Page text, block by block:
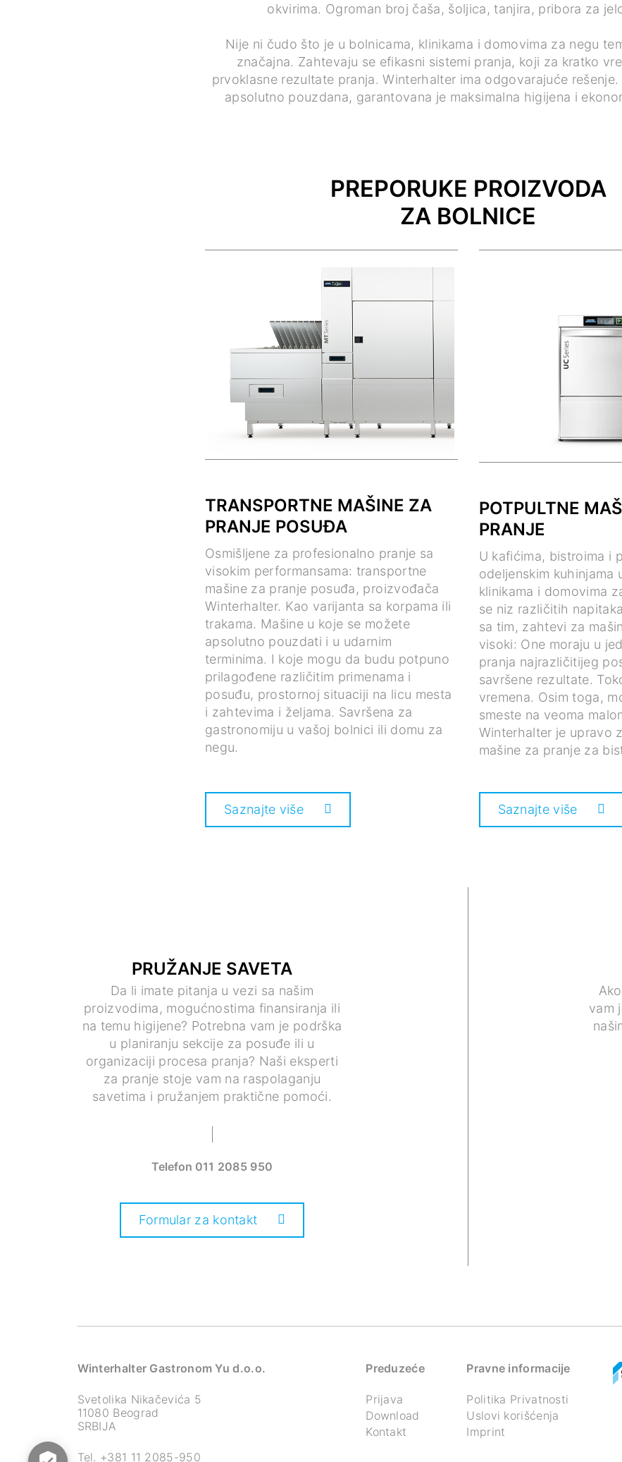
okvirima. Ogroman broj čaša, šoljica, tanjira, pribora za
Nije ni čudo što je u bolnicama, klinikama i domovima za negu
značajna. Zahtevaju se efikasni sistemi pranja, koji za kratko
prvoklasne rezultate pranja. Winterhalter ima odgovarajuće rešenje.
apsolutno pouzdana, garantovana je maksimalna higijena i
PREPORUKE PROIZVODA
ZA BOLNICE
TRANSPORTNE MAŠINE ZA
PRANJE POSUĐA
Osmišljene za profesionalno pranje sa
visokim performansama: transportne
mašine za pranje posuđa, proizvođača
Winterhalter. Kao varijanta sa korpama ili
trakama. Mašine u koje se možete
apsolutno pouzdati i u udarnim
terminima. I koje mogu da budu potpuno
prilagođene različitim primenama i
posuđu, prostornoj situaciji na licu mesta
i zahtevima i željama. Savršena za
gastronomiju u vašoj bolnici ili domu za
negu.
Saznajte više
POTPULTNE
PRANJE
U kafićima, bistroima i
odeljenskim kuhinjama
klinikama i domovima
se niz različitih
sa tim, zahtevi za
visoki: One moraju u
pranja najrazličitijeg
savršene rezultate.
vremena. Osim toga,
smeste na veoma
Winterhalter je upravo
mašine za pranje za
Saznajte više
PRUŽANJE SAVETA
Da li imate pitanja u vezi sa našim
proizvodima, mogućnostima finansiranja ili
na temu higijene? Potrebna vam je podrška
u planiranju sekcije za posuđe ili u
organizaciji procesa pranja? Naši eksperti
za pranje stoje vam na raspolaganju
savetima i pružanjem praktične pomoći.
Telefon 011 2085 950
Formular za kontakt
vam
Winterhalter Gastronom Yu d.o.o.
Svetolika Nikačevića 5
11080 Beograd
SRBIJA
Tel. +381 11 2085-950
Preduzeće
Prijava
Download
Kontakt
Pravne informacije
Politika Privatnosti
Uslovi korišćenja
Imprint